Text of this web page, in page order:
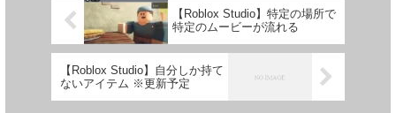
【Roblox Studio】特定の場所で
特定のムービーが流れる
【Roblox Studio】自分しか持て
ないアイテム ※更新予定